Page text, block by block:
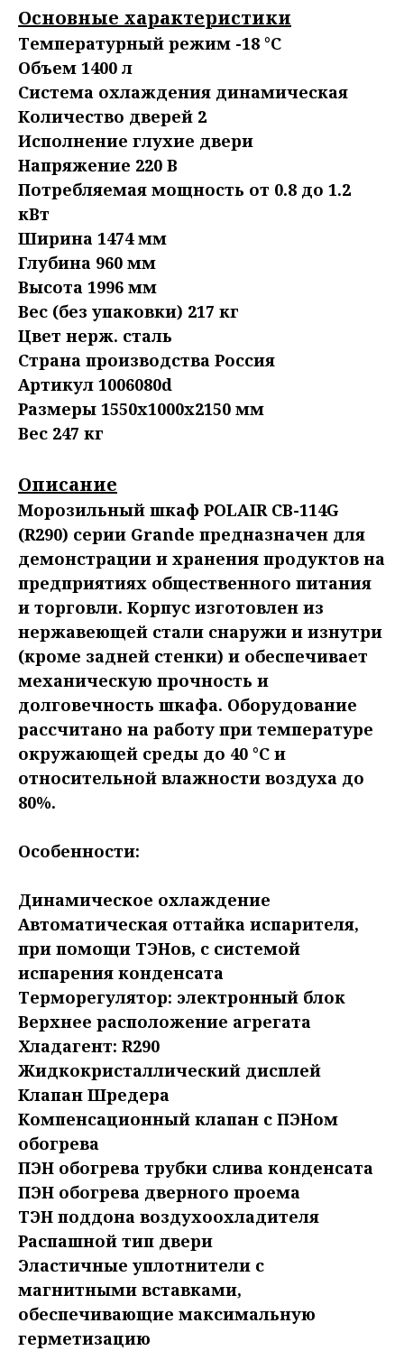
Основные характеристики
Температурный режим -18 °C
Объем 1400 л
Система охлаждения динамическая
Количество дверей 2
Исполнение глухие двери
Напряжение 220 В
Потребляемая мощность от 0.8 до 1.2
кВт
Ширина 1474 мм
Глубина 960 мм
Высота 1996 мм
Вес (без упаковки) 217 кг
Цвет нерж. сталь
Страна производства Россия
Артикул 1006080d
Размеры 1550x1000x2150 мм
Вес 247 кг
Описание
Морозильный шкаф POLAIR CB-114G
(R290) серии Grande предназначен для
демонстрации и хранения продуктов на
предприятиях общественного питания
и торговли. Корпус изготовлен из
нержавеющей стали снаружи и изнутри
(кроме задней стенки) и обеспечивает
механическую прочность и
долговечность шкафа. Оборудование
рассчитано на работу при температуре
окружающей среды до 40 °С и
относительной влажности воздуха до
80%.
Особенности:
Динамическое охлаждение
Автоматическая оттайка испарителя,
при помощи ТЭНов, с системой
испарения конденсата
Терморегулятор: электронный блок
Верхнее расположение агрегата
Хладагент: R290
Жидкокристаллический дисплей
Клапан Шредера
Компенсационный клапан с ПЭНом
обогрева
ПЭН обогрева трубки слива конденсата
ПЭН обогрева дверного проема
ТЭН поддона воздухоохладителя
Распашной тип двери
Эластичные уплотнители с
магнитными вставками,
обеспечивающие максимальную
герметизацию